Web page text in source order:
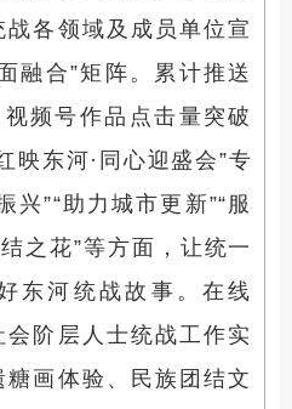
各领域及成员单位宣
融合”矩阵。累计推送
频号作品点击量突破
映东河·同心迎盛会”专
兴”“助力城市更新”“服
之花”等方面，让统一
东河统战故事。在线
阶层人士统战工作实
画体验、民族团结文